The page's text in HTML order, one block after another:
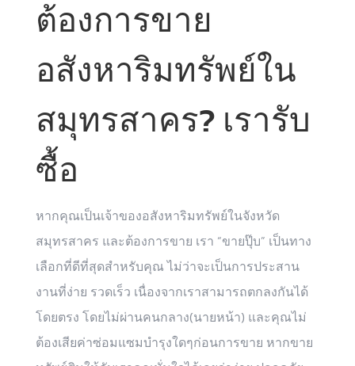
ต้องการขาย
อสังหาริมทรัพย์ใน
สมุทรสาคร? เรารับ
ซื้อ
หากคุณเป็นเจ้าของอสังหาริมทรัพย์ในจังหวัด
สมุทรสาคร และต้องการขาย เรา “ขายปุ๊บ” เป็นทาง
เลือกที่ดีที่สุดสำหรับคุณ ไม่ว่าจะเป็นการประสาน
งานที่ง่าย รวดเร็ว เนื่องจากเราสามารถตกลงกันได้
โดยตรง โดยไม่ผ่านคนกลาง(นายหน้า) และคุณไม่
ต้องเสียค่าซ่อมแซมบำรุงใดๆก่อนการขาย หากขาย